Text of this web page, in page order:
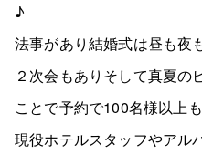
♪
法事があり結婚式は昼も夜
２次会もありそして真夏の
ことで予約で100名様以上
現役ホテルスタッフやアル